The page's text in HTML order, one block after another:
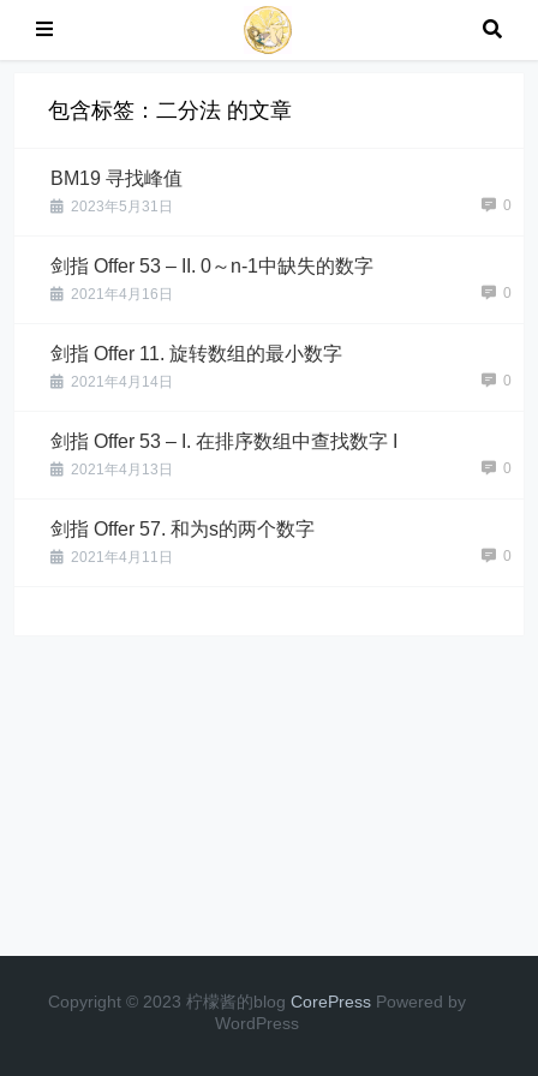
包含标签：二分法 的文章
BM19 寻找峰值
2023年5月31日 0
剑指 Offer 53 – II. 0～n-1中缺失的数字
2021年4月16日 0
剑指 Offer 11. 旋转数组的最小数字
2021年4月14日 0
剑指 Offer 53 – I. 在排序数组中查找数字 I
2021年4月13日 0
剑指 Offer 57. 和为s的两个数字
2021年4月11日 0
Copyright © 2023 柠檬酱的blog CorePress Powered by
WordPress